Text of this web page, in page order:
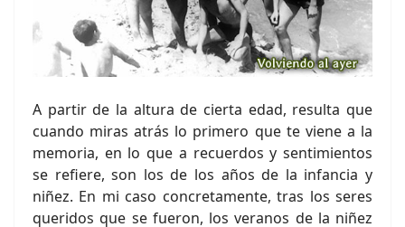
A partir de la altura de cierta edad, resulta que
cuando miras atrás lo primero que te viene a la
memoria, en lo que a recuerdos y sentimientos
se refiere, son los de los años de la infancia y
niñez. En mi caso concretamente, tras los seres
queridos que se fueron, los veranos de la niñez